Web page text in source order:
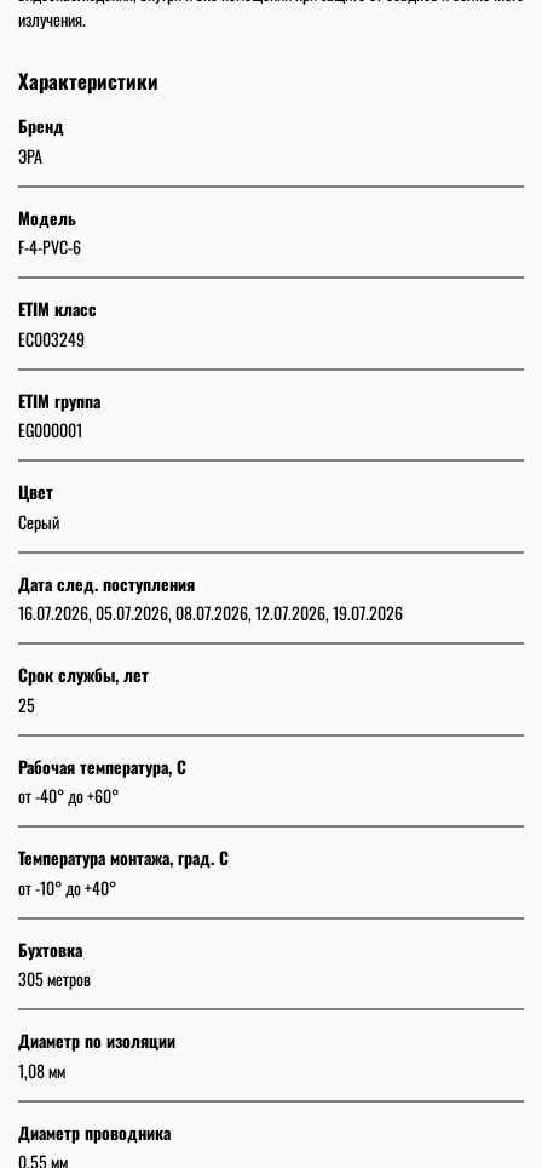
излучения.
Характеристики
Бренд
ЭРА
Модель
F-4-PVC-6
ETIM класс
EC003249
ETIM группа
EG000001
Цвет
Серый
Дата след. поступления
16.07.2026, 05.07.2026, 08.07.2026, 12.07.2026, 19.07.2026
Срок службы, лет
25
Рабочая температура, C
от -40° до +60°
Температура монтажа, град. С
от -10° до +40°
Бухтовка
305 метров
Диаметр по изоляции
1,08 мм
Диаметр проводника
0,55 мм